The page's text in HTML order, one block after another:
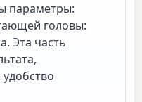
параметры:
головы:
Эта часть